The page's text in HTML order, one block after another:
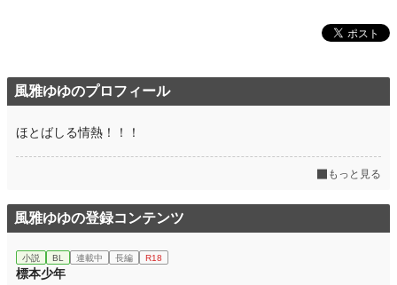
24h.ポイント 0 pt
初回完結日時 2023.08.01 17:00
月間ポイント
風雅ゆゆのプロフィール
ほとばしる情熱！！！
もっと見る
風雅ゆゆの登録コンテンツ
小説 BL 連載中 長編 R18
標本少年